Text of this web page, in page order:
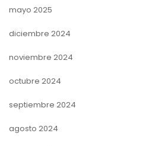
mayo 2025
diciembre 2024
noviembre 2024
octubre 2024
septiembre 2024
agosto 2024